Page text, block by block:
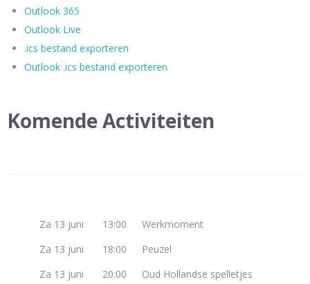
Outlook 365
Outlook Live
.ics bestand exporteren
Outlook .ics bestand exporteren
Komende Activiteiten
Za 13 juni 13:00
Werkmoment
Za 13 juni
18:00
Peuzel
Za 13 juni
20:00
Oud Hollandse spelletjes